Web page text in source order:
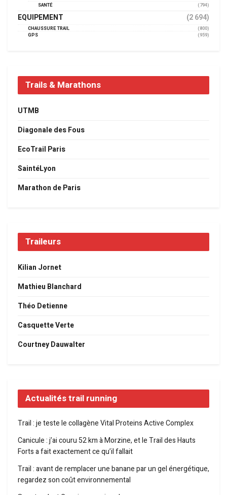
SANTÉ
(794)
EQUIPEMENT (2 694)
CHAUSSURE TRAIL
(800)
GPS
(959)
Trails & Marathons
UTMB
Diagonale des Fous
EcoTrail Paris
SaintéLyon
Marathon de Paris
Traileurs
Kilian Jornet
Mathieu Blanchard
Théo Detienne
Casquette Verte
Courtney Dauwalter
Actualités trail running
Trail : je teste le collagène Vital Proteins Active Complex
Canicule : j’ai couru 52 km à Morzine, et le Trail des Hauts
Forts a fait exactement ce qu’il fallait
Trail : avant de remplacer une banane par un gel énergétique,
regardez son coût environnemental